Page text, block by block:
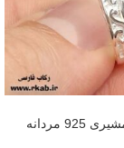
رکاب نقره شمشیری 925 مردانه